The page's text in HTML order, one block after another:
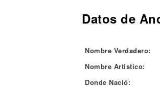
Datos de
Nombre Verdadero:
Nombre Artístico:
Donde Nació: